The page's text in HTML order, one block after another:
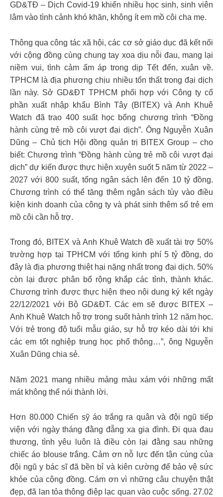
GD&TĐ – Dịch Covid-19 khiến nhiều học sinh, sinh viên
lâm vào tình cảnh khó khăn, không ít em mồ côi cha mẹ.
Thông qua công tác xã hội, các cơ sở giáo dục đã kết nối
với cộng đồng cùng chung tay xoa dịu nỗi đau, mang lại
niềm vui, tình cảm ấm áp trong dịp Tết đến, xuân về.
TPHCM là địa phương chịu nhiều tổn thất trong đại dịch
lần này. Sở GD&ĐT TPHCM phối hợp với Công ty cổ
phần xuất nhập khẩu Bình Tây (BITEX) và Anh Khuê
Watch đã trao 400 suất học bổng chương trình “Đồng
hành cùng trẻ mồ côi vượt đại dịch”. Ông Nguyễn Xuân
Dũng – Chủ tịch Hội đồng quản trị BITEX Group – cho
biết: Chương trình “Đồng hành cùng trẻ mồ côi vượt đại
dịch” dự kiến được thực hiện xuyên suốt 5 năm từ 2022 –
2027 với 800 suất, tổng ngân sách lên đến 10 tỷ đồng.
Chương trình có thể tăng thêm ngân sách tùy vào điều
kiện kinh doanh của công ty và phát sinh thêm số trẻ em
mồ côi cần hỗ trợ.
Trong đó, BITEX và Anh Khuê Watch đề xuất tài trợ 50%
trường hợp tại TPHCM với tổng kinh phí 5 tỷ đồng, do
đây là địa phương thiệt hại nặng nhất trong đại dịch. 50%
còn lại được phân bổ rộng khắp các tỉnh, thành khác.
Chương trình được thực hiện theo nội dung ký kết ngày
22/12/2021 với Bộ GD&ĐT. Các em sẽ được BITEX –
Anh Khuê Watch hỗ trợ trong suốt hành trình 12 năm học.
Với trẻ trong độ tuổi mẫu giáo, sự hỗ trợ kéo dài tới khi
các em tốt nghiệp trung học phổ thông…”, ông Nguyễn
Xuân Dũng chia sẻ.
Năm 2021 mang nhiều mảng màu xám với những mất
mát không thể nói thành lời.
Hơn 80.000 Chiến sỹ áo trắng ra quân và đội ngũ tiếp
viện với ngày tháng đằng đẵng xa gia đình. Đi qua đau
thương, tình yêu luôn là điều còn lại đằng sau những
chiếc áo blouse trắng. Cảm ơn nỗ lực đến tận cùng của
đội ngũ y bác sĩ đã bền bỉ và kiên cường để bảo vệ sức
khỏe của cộng đồng. Cám ơn vì những câu chuyện thật
đẹp, đã lan tỏa thông điệp lạc quan vào cuộc sống. 27.02